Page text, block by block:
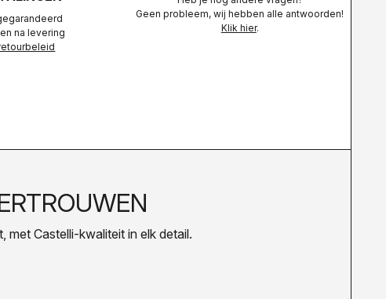
na levering
Geen probleem, wij hebben alle antwoorden!
Klik hier.
met Castelli-kwaliteit in elk detail.